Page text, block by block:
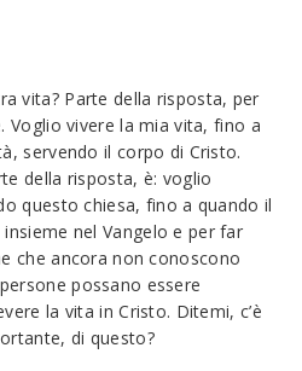
vita? Parte della risposta, per
Voglio vivere la mia vita, fino a
servendo il corpo di Cristo.
della risposta, è: voglio
questo chiesa, fino a quando il
nel Vangelo e per far
che ancora non conoscono
possano essere
la vita in Cristo. Ditemi, c’è
di questo?